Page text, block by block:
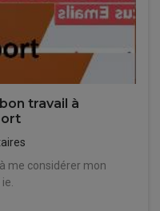
travail à
me considérer mon